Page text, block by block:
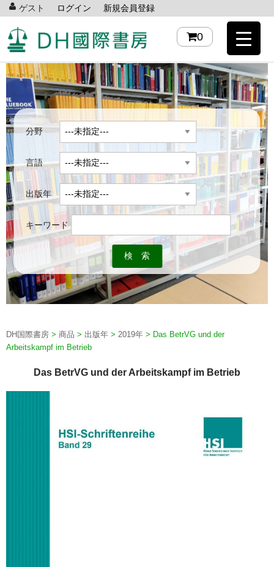
ゲスト ログイン 新規会員登録
0
分野
言語
出版年
キーワード
DH国際書房 > 商品 > 出版年 > 2019年 > Das BetrVG und der
Arbeitskampf im Betrieb
Das BetrVG und der Arbeitskampf im Betrieb